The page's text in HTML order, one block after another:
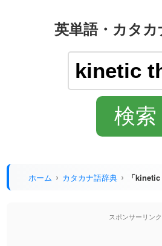
英単語・カタ
ホーム カタカナ語辞典 「
スポンサーリンク